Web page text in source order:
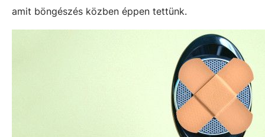
amit böngészés közben éppen tettünk.